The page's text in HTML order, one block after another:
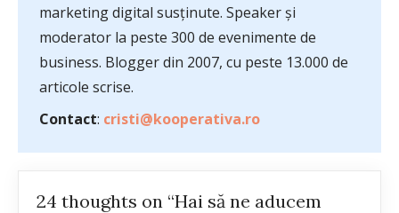
marketing digital susținute. Speaker și
moderator la peste 300 de evenimente de
business. Blogger din 2007, cu peste 13.000 de
articole scrise.
Contact: cristi@kooperativa.ro
24 thoughts on “Hai să ne aducem